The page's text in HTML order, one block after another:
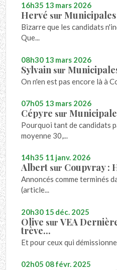
16h35 13 mars 2026
Hervé sur
Bizarre que les candidats
Que...
08h30 13 mars 2026
Sylvain sur
On n'en est pas encore là à
07h05 13 mars 2026
Cépyre sur
Pourquoi tant de candidats
moyenne 30,...
14h35 11 janv. 2026
Albert sur Coupvray :
Annoncés comme terminés
(article...
20h30 15 déc. 2025
Olive surVEA
trève...
Et pour ceux qui
02h05 08févr. 2025